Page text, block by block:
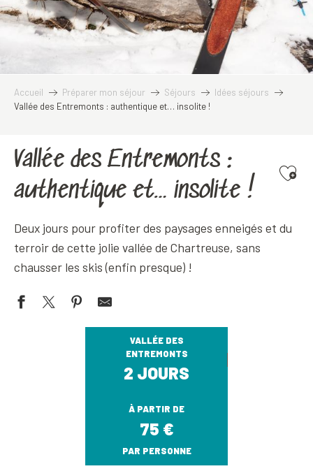
Accueil Préparer mon séjour Séjours
Idées séjours
Vallée des Entremonts : authentique et… insolite !
Vallée des Entremonts :
authentique et… insolite !
Deux jours pour profiter des paysages enneigés et du
terroir de cette jolie vallée de Chartreuse, sans
chausser les skis (enfin presque) !
VALLÉE DES
ENTREMONTS
2 JOURS
À PARTIR DE
75 €
PAR PERSONNE